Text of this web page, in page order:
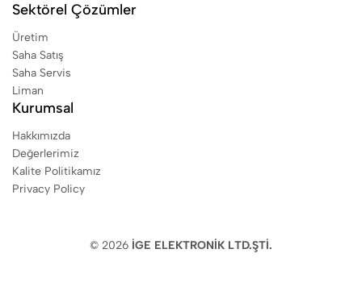
Sektörel Çözümler
Üretim
Saha Satış
Saha Servis
Liman
Kurumsal
Hakkımızda
Değerlerimiz
Kalite Politikamız
Privacy Policy
© 2026 İGE ELEKTRONİK LTD.ŞTİ.